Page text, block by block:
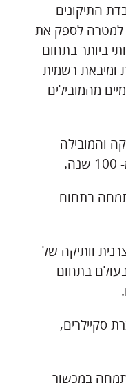
התיקונים
לספק את
ביותר בתחום
ומיבאת רשמית
מהמובילים
והמובילה
בתחום
וותיקה של
בתחום
סקיילרים,
במכשור